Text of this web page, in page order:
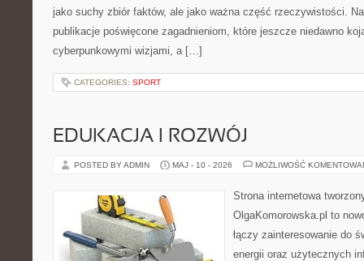
jako suchy zbiór faktów, ale jako ważna część rzeczywistości.
publikacje poświęcone zagadnieniom, które jeszcze niedawno
cyberpunkowymi wizjami, a […]
CATEGORIES: SPORT
EDUKACJA I ROZWÓJ
POSTED BY ADMIN MAJ - 10 - 2026 MOŻLIWOŚĆ
Strona internetowa
OlgaKomorowska.pl to
łączy zainteresowanie do
energii oraz użytecznych